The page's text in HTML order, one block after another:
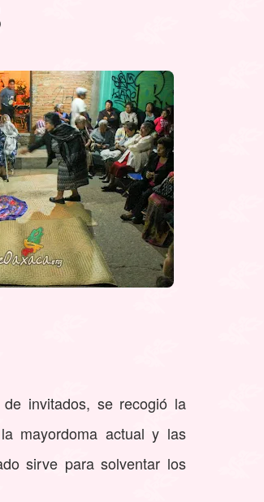
invitados, se recogió la
mayordoma actual y las
sirve para solventar los